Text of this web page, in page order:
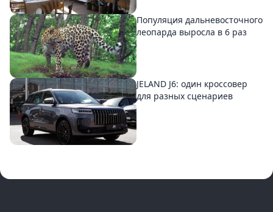
Популяция дальневосточного
леопарда выросла в 6 раз
JELAND J6: один кроссовер
для разных сценариев